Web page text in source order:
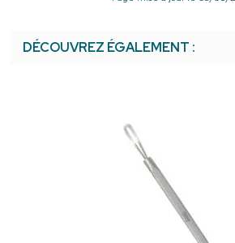
DÉCOUVREZ ÉGALEMENT :